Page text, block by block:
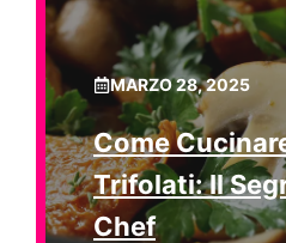
MARZO 28, 2025
Come
Trifolati: Il
Chef